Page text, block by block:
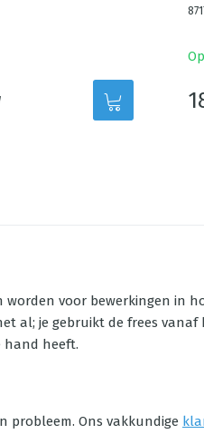
voor bewerkingen in
al; je gebruikt de frees
hand heeft.
probleem. Ons vakkundige